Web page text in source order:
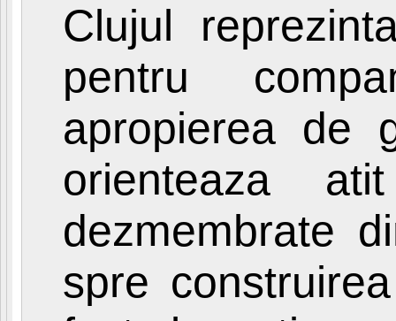
Clujul
pentru
apropierea de
orienteaza
dezmembrate
spre